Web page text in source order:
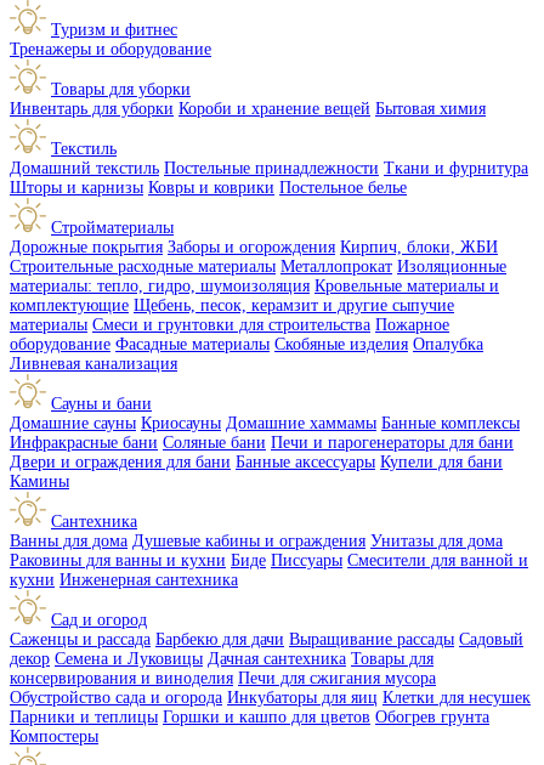
Туризм и фитнес
Тренажеры и оборудование
Товары для уборки
Инвентарь для уборки Короби и хранение вещей Бытовая химия
Текстиль
Домашний текстиль Постельные принадлежности Ткани и фурнитура
Шторы и карнизы Ковры и коврики Постельное белье
Стройматериалы
Дорожные покрытия Заборы и огорождения Кирпич, блоки, ЖБИ
Строительные расходные материалы Металлопрокат Изоляционные
материалы: тепло, гидро, шумоизоляция Кровельные материалы и
комплектующие Щебень, песок, керамзит и другие сыпучие
материалы Смеси и грунтовки для строительства Пожарное
оборудование Фасадные материалы Скобяные изделия Опалубка
Ливневая канализация
Сауны и бани
Домашние сауны Криосауны Домашние хаммамы Банные комплексы
Инфракрасные бани Соляные бани Печи и парогенераторы для бани
Двери и ограждения для бани Банные аксессуары Купели для бани
Камины
Сантехника
Ванны для дома Душевые кабины и ограждения Унитазы для дома
Раковины для ванны и кухни Биде Писсуары Смесители для ванной и
кухни Инженерная сантехника
Сад и огород
Саженцы и рассада Барбекю для дачи Выращивание рассады Садовый
декор Семена и Луковицы Дачная сантехника Товары для
консервирования и виноделия Печи для сжигания мусора
Обустройство сада и огорода Инкубаторы для яиц Клетки для несушек
Парники и теплицы Горшки и кашпо для цветов Обогрев грунта
Компостеры